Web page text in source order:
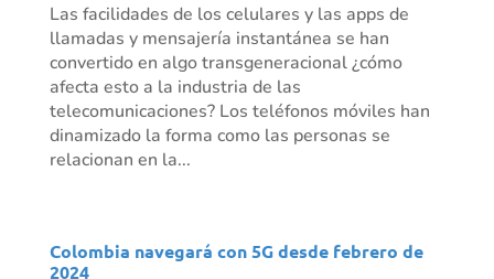
Las facilidades de los celulares y las apps de
llamadas y mensajería instantánea se han
convertido en algo transgeneracional ¿cómo
afecta esto a la industria de las
telecomunicaciones? Los teléfonos móviles han
dinamizado la forma como las personas se
relacionan en la...
Colombia navegará con 5G desde febrero de
2024